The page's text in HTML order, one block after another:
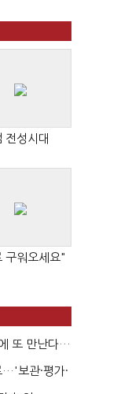
전성시대
구워오세요"
또 만난다…
…'보관·평가·